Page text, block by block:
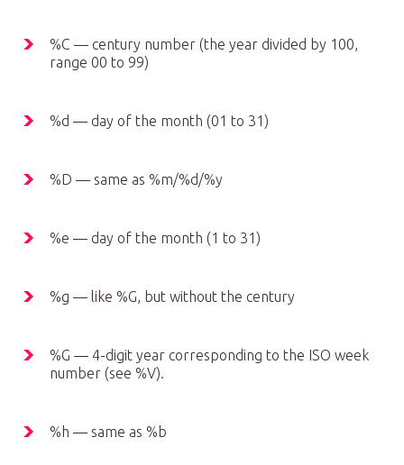
%C — century number (the year divided by 100,
range 00 to 99)
%d — day of the month (01 to 31)
%D — same as %m/%d/%y
%e — day of the month (1 to 31)
%g — like %G, but without the century
%G — 4-digit year corresponding to the ISO week
number (see %V).
%h — same as %b